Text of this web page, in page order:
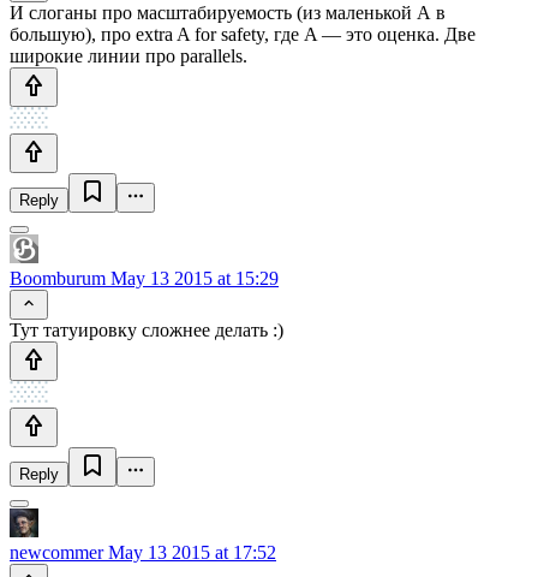
И слоганы про масштабируемость (из маленькой А в
большую), про extra A for safety, где A — это оценка. Две
широкие линии про parallels.
Reply
Boomburum May 13 2015 at 15:29
Тут татуировку сложнее делать :)
Reply
newcommerMay 13 2015 at 17:52